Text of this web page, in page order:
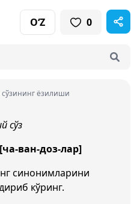
O‘Z 0
сўзининг ёзилиши
сўз
[ча-ван-доз-лар]
синонимларини
кўринг.